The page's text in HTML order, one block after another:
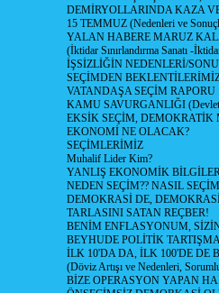
DEMİRYOLLARINDA KAZA
15 TEMMUZ (Nedenleri ve
YALAN HABERE MARUZ
(İktidar Sınırlandırma Sanatı -
İŞSİZLİĞİN NEDENLERİ/
SEÇİMDEN
VATANDAŞA SEÇİM RAPORU
KAMU SAVURGANLIĞI (Devlet
EKSİK SEÇİM, DEMOKRATİK
EKONOMİ NE OLACAK?
SEÇİMLERİMİZ
Muhalif Lider Kim?
YANLIŞ EKONOMİK
NEDEN SEÇİM?? NASIL
DEMOKRASİ DE,
TARLASINI SATAN REÇBER!
BENİM ENFLASYONUM,
BEYHUDE POLİTİK
İLK 10'DA DA, İLK 100'DE DE
(Döviz Artışı ve Nedenleri,
BİZE OPERASYON YAPAN